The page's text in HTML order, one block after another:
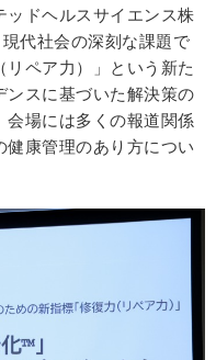
ドヘルスサイエンス株
代社会の深刻な課題で
ペア力）」という新た
ンスに基づいた解決策の
場には多くの報道関係
康管理のあり方につい